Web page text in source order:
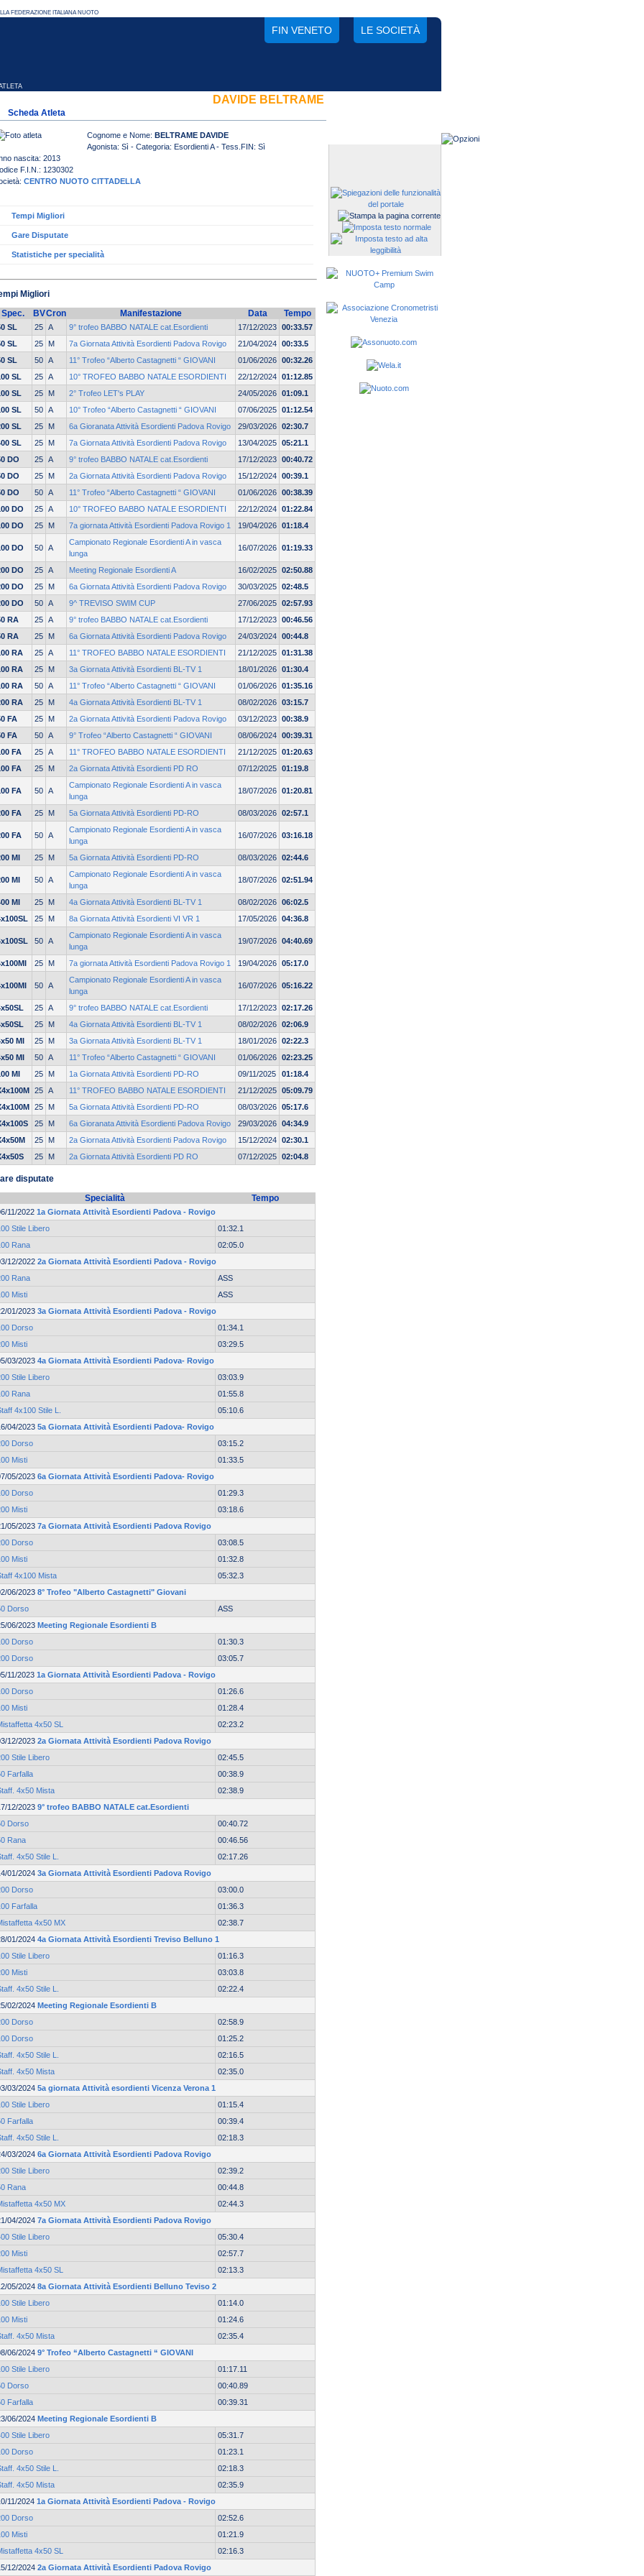
FIN VENETO LE SOCIETÀ
DAVIDE BELTRAME
Scheda Atleta
Cognome e Nome: BELTRAME DAVIDE
Agonista: Sì - Categoria: Esordienti A - Tess.FIN: Sì
nascita: 2013
F.I.N.: 1230302
CENTRO NUOTO CITTADELLA
Tempi Migliori
Gare Disputate
Statistiche per specialità
Migliori
Spec.
BVCron Manifestazione Data Tempo
SL 25 A 9° trofeo BABBO NATALE cat.Esordienti 17/12/2023 00:33.57
SL
25 M 7a Giornata Attività Esordienti Padova Rovigo 21/04/2024 00:33.5
SL
50 A 11° Trofeo “Alberto Castagnetti “ GIOVANI 01/06/2026 00:32.26
SL
25 A 10° TROFEO BABBO NATALE ESORDIENTI 22/12/2024 01:12.85
SL
25 M 2° Trofeo LET's PLAY 24/05/2026 01:09.1
SL
50 A 10° Trofeo “Alberto Castagnetti “ GIOVANI 07/06/2025 01:12.54
SL
25 M 6a Gioranata Attività Esordienti Padova Rovigo 29/03/2026 02:30.7
SL
25 M 7a Giornata Attività Esordienti Padova Rovigo 13/04/2025 05:21.1
DO
25 A 9° trofeo BABBO NATALE cat.Esordienti 17/12/2023 00:40.72
DO
25 M 2a Giornata Attività Esordienti Padova Rovigo 15/12/2024 00:39.1
DO
50 A 11° Trofeo “Alberto Castagnetti “ GIOVANI 01/06/2026 00:38.39
DO
25 A 10° TROFEO BABBO NATALE ESORDIENTI 22/12/2024 01:22.84
DO
25 M 7a giornata Attività Esordienti Padova Rovigo 1 19/04/2026 01:18.4
DO 50 A
Campionato Regionale Esordienti A in vasca
lunga
16/07/2026 01:19.33
DO 25 A Meeting Regionale Esordienti A 16/02/2025 02:50.88
DO
25 M 6a Giornata Attività Esordienti Padova Rovigo 30/03/2025 02:48.5
DO
50 A 9^ TREVISO SWIM CUP 27/06/2025 02:57.93
RA
25 A 9° trofeo BABBO NATALE cat.Esordienti 17/12/2023 00:46.56
RA
25 M 6a Giornata Attività Esordienti Padova Rovigo 24/03/2024 00:44.8
RA
25 A 11° TROFEO BABBO NATALE ESORDIENTI 21/12/2025 01:31.38
RA
25 M 3a Giornata Attività Esordienti BL-TV 1 18/01/2026 01:30.4
RA
50 A 11° Trofeo “Alberto Castagnetti “ GIOVANI 01/06/2026 01:35.16
RA
25 M 4a Giornata Attività Esordienti BL-TV 1 08/02/2026 03:15.7
FA
25 M 2a Giornata Attività Esordienti Padova Rovigo 03/12/2023 00:38.9
FA
50 A 9° Trofeo “Alberto Castagnetti “ GIOVANI 08/06/2024 00:39.31
FA
25 A 11° TROFEO BABBO NATALE ESORDIENTI 21/12/2025 01:20.63
FA
25 M 2a Giornata Attività Esordienti PD RO 07/12/2025 01:19.8
FA 50 A
Campionato Regionale Esordienti A in vasca
lunga
18/07/2026 01:20.81
FA 25 M 5a Giornata Attività Esordienti PD-RO 08/03/2026 02:57.1
FA 50 A
Campionato Regionale Esordienti A in vasca
lunga
16/07/2026 03:16.18
MI 25 M 5a Giornata Attività Esordienti PD-RO 08/03/2026 02:44.6
MI 50 A
Campionato Regionale Esordienti A in vasca
lunga
18/07/2026 02:51.94
MI 25 M 4a Giornata Attività Esordienti BL-TV 1 08/02/2026 06:02.5
25 M 8a Giornata Attività Esordienti VI VR 1 17/05/2026 04:36.8
50 A
Campionato Regionale Esordienti A in vasca
lunga
19/07/2026 04:40.69
25 M 7a giornata Attività Esordienti Padova Rovigo 1 19/04/2026 05:17.0
50 A
Campionato Regionale Esordienti A in vasca
lunga
16/07/2026 05:16.22
25 A 9° trofeo BABBO NATALE cat.Esordienti 17/12/2023 02:17.26
25 M 4a Giornata Attività Esordienti BL-TV 1 08/02/2026 02:06.9
MI
25 M 3a Giornata Attività Esordienti BL-TV 1 18/01/2026 02:22.3
MI
50 A 11° Trofeo “Alberto Castagnetti “ GIOVANI 01/06/2026 02:23.25
MI
25 M 1a Giornata Attività Esordienti PD-RO 09/11/2025
01:18.4
25 A 11° TROFEO BABBO NATALE ESORDIENTI 21/12/2025 05:09.79
25 M 5a Giornata Attività Esordienti PD-RO 08/03/2026 05:17.6
25 M 6a Gioranata Attività Esordienti Padova Rovigo 29/03/2026 04:34.9
25 M 2a Giornata Attività Esordienti Padova Rovigo 15/12/2024 02:30.1
25 M 2a Giornata Attività Esordienti PD RO 07/12/2025 02:04.8
disputate
Specialità
Tempo
11/2022 1a Giornata Attività Esordienti Padova - Rovigo
Stile Libero
01:32.1
Rana
02:05.0
12/2022 2a Giornata Attività Esordienti Padova - Rovigo
Rana
ASS
Misti
ASS
01/2023 3a Giornata Attività Esordienti Padova - Rovigo
Dorso
01:34.1
Misti
03:29.5
03/2023 4a Giornata Attività Esordienti Padova- Rovigo
Stile Libero
03:03.9
Rana
01:55.8
4x100 Stile L.
05:10.6
04/2023 5a Giornata Attività Esordienti Padova- Rovigo
Dorso
03:15.2
Misti
01:33.5
05/2023 6a Giornata Attività Esordienti Padova- Rovigo
Dorso
01:29.3
Misti
03:18.6
05/2023 7a Giornata Attività Esordienti Padova Rovigo
Dorso
03:08.5
Misti
01:32.8
4x100 Mista
05:32.3
06/2023 8° Trofeo "Alberto Castagnetti" Giovani
Dorso
ASS
06/2023 Meeting Regionale Esordienti B
Dorso
01:30.3
Dorso
03:05.7
11/2023 1a Giornata Attività Esordienti Padova - Rovigo
Dorso
01:26.6
Misti
01:28.4
4x50 SL
02:23.2
12/2023 2a Giornata Attività Esordienti Padova Rovigo
Stile Libero
02:45.5
Farfalla
00:38.9
4x50 Mista
02:38.9
12/2023 9° trofeo BABBO NATALE cat.Esordienti
Dorso
00:40.72
Rana
00:46.56
4x50 Stile L.
02:17.26
01/2024 3a Giornata Attività Esordienti Padova Rovigo
Dorso
03:00.0
Farfalla
01:36.3
4x50 MX
02:38.7
01/2024 4a Giornata Attività Esordienti Treviso Belluno 1
Stile Libero
01:16.3
Misti
03:03.8
4x50 Stile L.
02:22.4
02/2024 Meeting Regionale Esordienti B
Dorso
02:58.9
Dorso
01:25.2
4x50 Stile L.
02:16.5
4x50 Mista
02:35.0
03/2024 5a giornata Attività esordienti Vicenza Verona 1
Stile Libero
01:15.4
Farfalla
00:39.4
4x50 Stile L.
02:18.3
03/2024 6a Giornata Attività Esordienti Padova Rovigo
Stile Libero
02:39.2
Rana
00:44.8
4x50 MX
02:44.3
04/2024 7a Giornata Attività Esordienti Padova Rovigo
Stile Libero
05:30.4
Misti
02:57.7
4x50 SL
02:13.3
05/2024 8a Giornata Attività Esordienti Belluno Teviso 2
Stile Libero
01:14.0
Misti
01:24.6
4x50 Mista
02:35.4
06/2024 9° Trofeo “Alberto Castagnetti “ GIOVANI
Stile Libero
01:17.11
Dorso
00:40.89
Farfalla
00:39.31
06/2024 Meeting Regionale Esordienti B
Stile Libero
05:31.7
Dorso
01:23.1
4x50 Stile L.
02:18.3
4x50 Mista
02:35.9
11/2024 1a Giornata Attività Esordienti Padova - Rovigo
Dorso
02:52.6
Misti
01:21.9
4x50 SL
02:16.3
12/2024 2a Giornata Attività Esordienti Padova Rovigo